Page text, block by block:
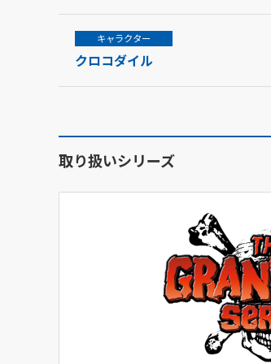
キャラクター
クロコダイル
取り扱いシリーズ